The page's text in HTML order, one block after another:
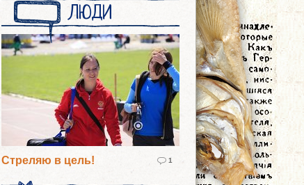
ЛЮДИ
Стреляю в цель! 1